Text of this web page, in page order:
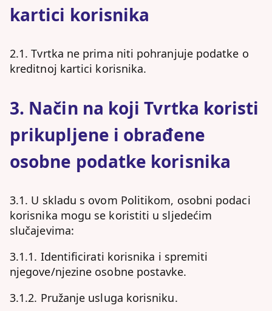
kartici korisnika
2.1. Tvrtka ne prima niti pohranjuje podatke o
kreditnoj kartici korisnika.
3. Način na koji Tvrtka koristi
prikupljene i obrađene
osobne podatke korisnika
3.1. U skladu s ovom Politikom, osobni podaci
korisnika mogu se koristiti u sljedećim
slučajevima:
3.1.1. Identificirati korisnika i spremiti
njegove/njezine osobne postavke.
3.1.2. Pružanje usluga korisniku.